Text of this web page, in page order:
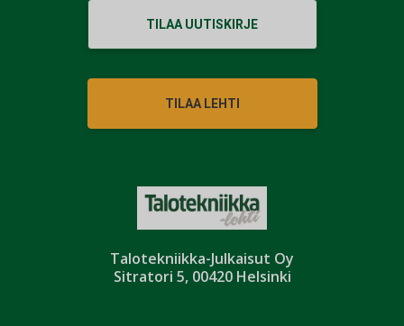
Talotekniikka-Julkaisut Oy
Sitratori 5, 00420 Helsinki
TILAA UUTISKIRJE
TILAA LEHTI